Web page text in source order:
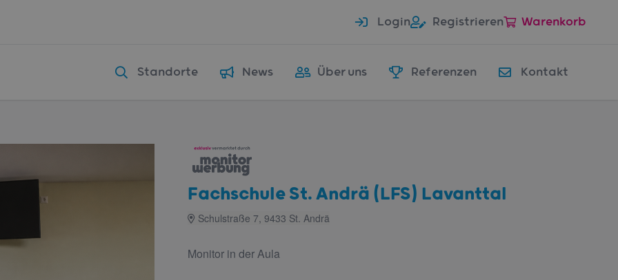
Login Registrieren Warenkorb
Standorte News Über uns Referenzen Kontakt
Fachschule St. Andrä (LFS) Lavanttal
Schulstraße 7, 9433 St. Andrä
Monitor in der Aula